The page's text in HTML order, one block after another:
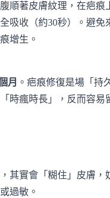
順著皮膚紋理，在疤痕
吸收（約30秒）。避免
增生。
月 。疤痕修復是場「持
時瘋時長」，反而容易
其實會「糊住」皮膚，
過敏。